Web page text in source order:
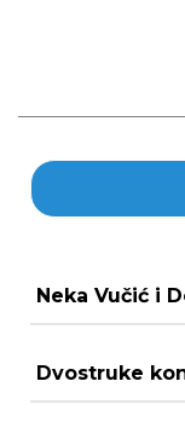
Neka Vučić i
Dvostruke